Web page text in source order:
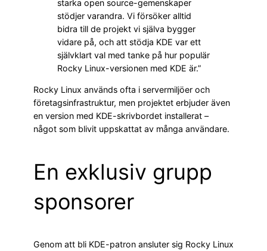
starka open source-gemenskaper
stödjer varandra. Vi försöker alltid
bidra till de projekt vi själva bygger
vidare på, och att stödja KDE var ett
självklart val med tanke på hur populär
Rocky Linux-versionen med KDE är.”
Rocky Linux används ofta i servermiljöer och
företagsinfrastruktur, men projektet erbjuder även
en version med KDE-skrivbordet installerat –
något som blivit uppskattat av många användare.
En exklusiv grupp
sponsorer
Genom att bli KDE-patron ansluter sig Rocky Linux